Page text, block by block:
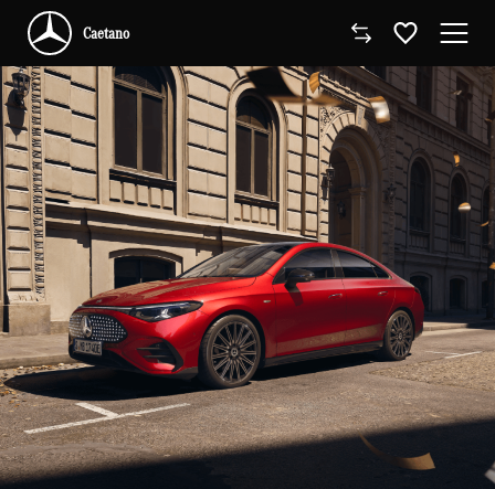
Caetano
Caetano
Comprar Mercedes-Benz
Modelos
Comerciais
Oficinas
Campanhas
Notícias